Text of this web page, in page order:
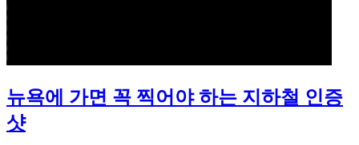
뉴욕에 가면 꼭 찍어야 하는 지하철 인증
샷